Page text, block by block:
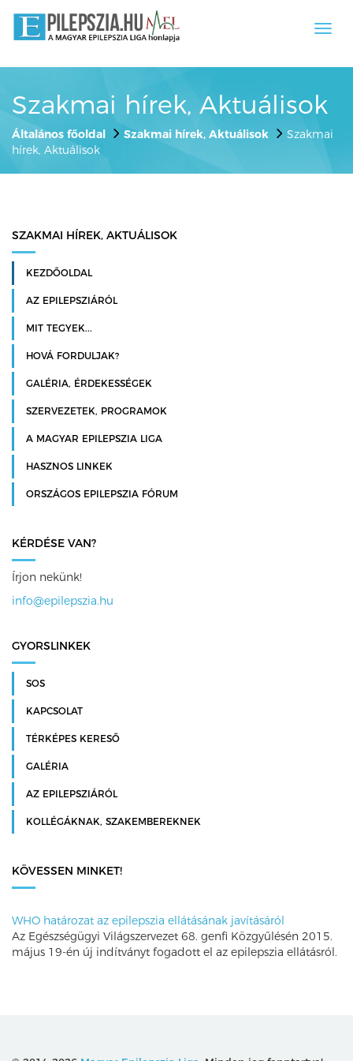
Szakmai hírek, Aktuálisok
Általános főoldal Szakmai hírek, Aktuálisok
Szakmai
hírek, Aktuálisok
SZAKMAI HÍREK, AKTUÁLISOK
KEZDŐOLDAL
AZ EPILEPSZIÁRÓL
MIT TEGYEK...
HOVÁ FORDULJAK?
GALÉRIA, ÉRDEKESSÉGEK
SZERVEZETEK, PROGRAMOK
A MAGYAR EPILEPSZIA LIGA
HASZNOS LINKEK
ORSZÁGOS EPILEPSZIA FÓRUM
KÉRDÉSE VAN?
Írjon nekünk!
info@epilepszia.hu
GYORSLINKEK
SOS
KAPCSOLAT
TÉRKÉPES KERESŐ
GALÉRIA
AZ EPILEPSZIÁRÓL
KOLLÉGÁKNAK, SZAKEMBEREKNEK
KÖVESSEN MINKET!
WHO határozat az epilepszia ellátásának javításáról
Az Egészségügyi Világszervezet 68. genfi Közgyűlésén 2015.
május 19-én új indítványt fogadott el az epilepszia ellátásról.